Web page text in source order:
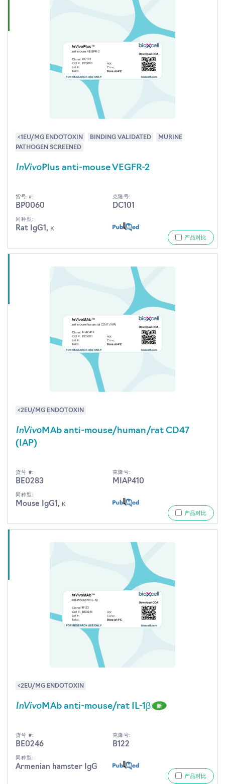
<1EU/MG ENDOTOXIN BINDING VALIDATED
MURINE
PATHOGEN SCREENED
InVivoPlus anti-mouse VEGFR-2
货号 #:
BP0060
克隆号:
DC101
同种型:
Rat IgG1, κ
产品对比
<2EU/MG ENDOTOXIN
InVivoMAb anti-mouse/human/rat CD47
(IAP)
货号 #:
BE0283
克隆号:
MIAP410
同种型:
Mouse IgG1, κ
产品对比
<2EU/MG ENDOTOXIN
InVivoMAb anti-mouse/rat IL-1β
货号 #:
BE0246
克隆号:
B122
同种型:
Armenian hamster IgG
产品对比